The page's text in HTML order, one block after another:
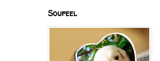
Soufeel